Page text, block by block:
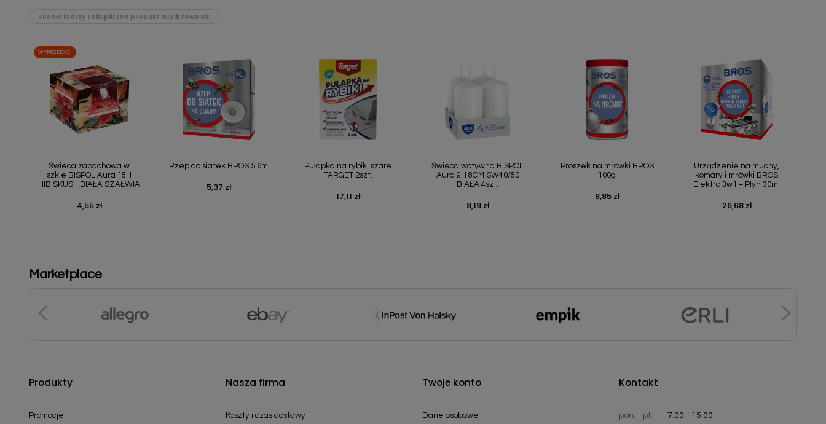
Klienci którzy zakupili ten produkt kupili również:
Świeca zapachowa w
szkle BISPOL Aura 18H
HIBISKUS - BIAŁA SZAŁWIA
Cena
4,55 zł
WYPRZEDAŻ!
Rzep do siatek BROS 5.6m
Cena
5,37 zł
Pułapka na rybiki szare
TARGET 2szt.
Cena
17,11 zł
Świeca wotywna BISPOL
Aura 9H 8CM SW40/80
BIAŁA 4szt.
Cena
8,19 zł
Proszek na mrówki BROS
100g
Cena
8,85 zł
Urządzenie na muchy,
komary i mrówki BROS
Elektro 3w1 + Płyn 30ml
Cena
26,68 zł
Marketplace
Produkty
Promocje
Nasza firma
Koszty i czas dostawy
Twoje konto
Dane osobowe
Kontakt
pon. - pt. 7:00 - 15:00